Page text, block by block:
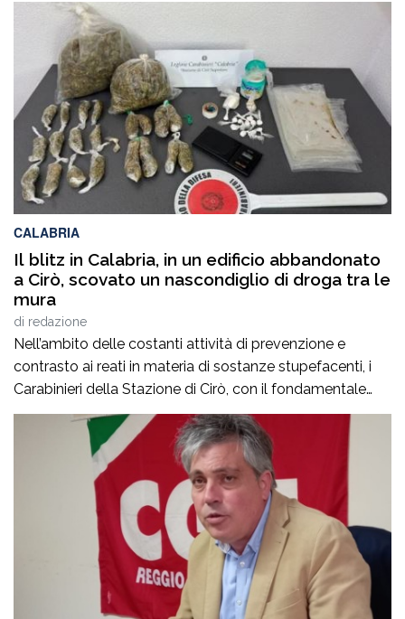
CALABRIA
Il blitz in Calabria, in un edificio abbandonato
a Cirò, scovato un nascondiglio di droga tra le
mura
di redazione
Nell’ambito delle costanti attività di prevenzione e
contrasto ai reati in materia di sostanze stupefacenti, i
Carabinieri della Stazione di Cirò, con il fondamentale
supporto del team del Nucleo Cinofili dello Squadrone
Eliportato Cacciatori di Calabria, hanno portato a termine
un’operazione di controllo che ha consentito di sottrarre
al mercato illegale un significativo quantitativo di
droga. L’operazione, […]